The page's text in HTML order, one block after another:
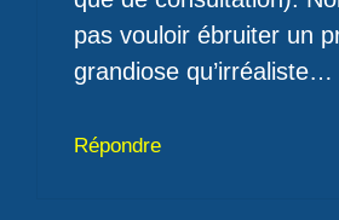
pas vouloir ébruiter un
grandiose qu’irréaliste…
Répondre